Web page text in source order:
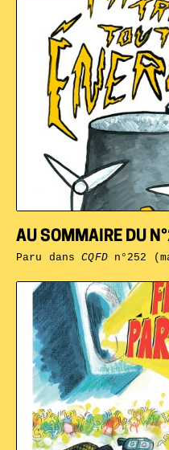
AU SOMMAIRE DU
Paru dansCQFDn°252